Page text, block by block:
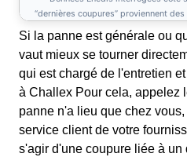
Si la panne est générale ou
vaut mieux se tourner
qui est chargé de l'entretien
à Challex Pour cela, appelez
panne n'a lieu que chez
service client de votre
s'agir d'une coupure liée à un